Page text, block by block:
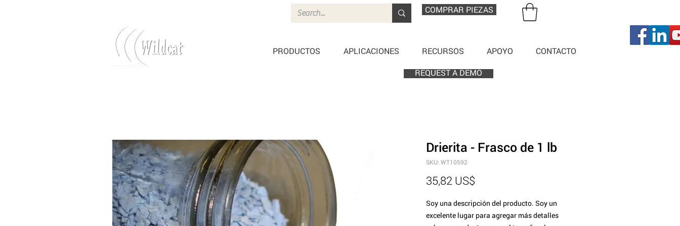
COMPRAR PIEZAS
PRODUCTOS APLICACIONES RECURSOS APOYO CONTACTO
Drierita - Frasco de 1 lb
SKU: WT10592
35,82 US$
Soy una descripción del producto. Soy un
excelente lugar para agregar más detalles
REQUEST A DEMO